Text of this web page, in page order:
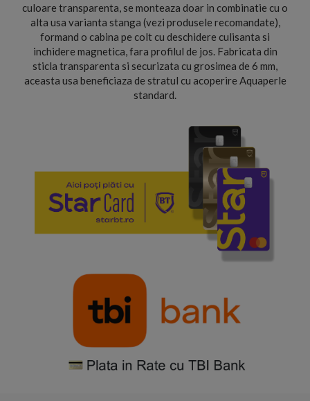
culoare transparenta, se monteaza doar in combinatie cu o
alta usa varianta stanga (vezi produsele recomandate),
formand o cabina pe colt cu deschidere culisanta si
inchidere magnetica, fara profilul de jos. Fabricata din
sticla transparenta si securizata cu grosimea de 6 mm,
aceasta usa beneficiaza de stratul cu acoperire Aquaperle
standard.